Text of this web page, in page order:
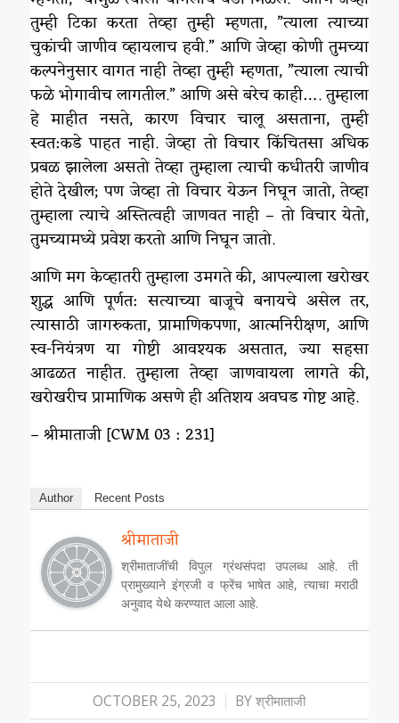
तुम्ही टिका करता तेव्हा तुम्ही म्हणता, ”त्याला त्याच्या
चुकांची जाणीव व्हायलाच हवी.” आणि जेव्हा कोणी तुमच्या
कल्पनेनुसार वागत नाही तेव्हा तुम्ही म्हणता, ”त्याला त्याची
फळे भोगावीच लागतील.” आणि असे बरेच काही…. तुम्हाला
हे माहीत नसते, कारण विचार चालू असताना, तुम्ही
स्वत:कडे पाहत नाही. जेव्हा तो विचार किंचितसा अधिक
प्रबळ झालेला असतो तेव्हा तुम्हाला त्याची कधीतरी जाणीव
होते देखील; पण जेव्हा तो विचार येऊन निघून जातो, तेव्हा
तुम्हाला त्याचे अस्तित्वही जाणवत नाही – तो विचार येतो,
तुमच्यामध्ये प्रवेश करतो आणि निघून जातो.
आणि मग केव्हातरी तुम्हाला उमगते की, आपल्याला खरोखर
शुद्ध आणि पूर्णत: सत्याच्या बाजूचे बनायचे असेल तर,
त्यासाठी जागरुकता, प्रामाणिकपणा, आत्मनिरीक्षण, आणि
स्व-नियंत्रण या गोष्टी आवश्यक असतात, ज्या सहसा
आढळत नाहीत. तुम्हाला तेव्हा जाणवायला लागते की,
खरोखरीच प्रामाणिक असणे ही अतिशय अवघड गोष्ट आहे.
– श्रीमाताजी [CWM 03 : 231]
Author Recent Posts
श्रीमाताजी
श्रीमाताजींची विपुल ग्रंथसंपदा उपलब्ध आहे. ती
प्रामुख्याने इंग्रजी व फ्रेंच भाषेत आहे, त्याचा मराठी
अनुवाद येथे करण्यात आला आहे.
OCTOBER 25, 2023
/ BYश्रीमाताजी